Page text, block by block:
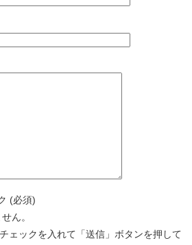
(必須)
ん。
ェックを入れて「送信」ボタンを押して